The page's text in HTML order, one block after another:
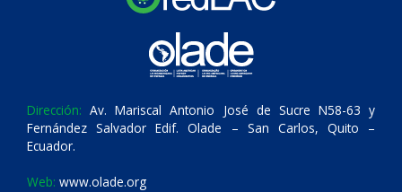
Dirección: Av. Mariscal Antonio José de Sucre N58-63 y
Fernández Salvador Edif. Olade – San Carlos, Quito –
Ecuador.
Web: www.olade.org